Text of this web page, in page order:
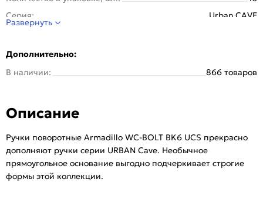
Серия:
Urban CAVE
Тип упаковки:
Kоробка
Развернуть
Дополнительно:
В наличии:
866 товаров
Описание
Ручки поворотные Armadillo WC-BOLT BK6 UCS прекрасно
дополняют ручки серии URBAN Cave. Необычное
прямоугольное основание выгодно подчеркивает строгие
формы этой коллекции.